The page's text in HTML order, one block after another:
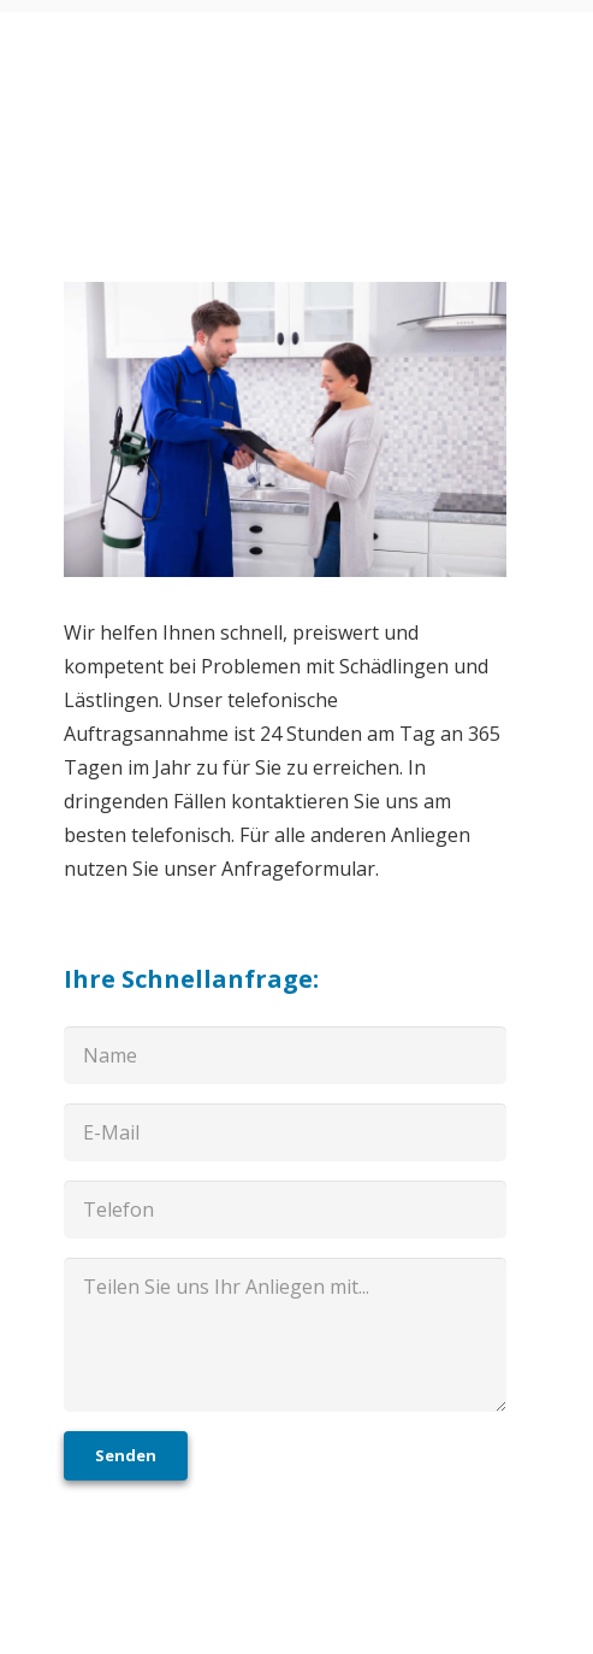
Wir helfen Ihnen schnell, preiswert und
kompetent bei Problemen mit Schädlingen und
Lästlingen. Unser telefonische
Auftragsannahme ist 24 Stunden am Tag an 365
Tagen im Jahr zu für Sie zu erreichen. In
dringenden Fällen kontaktieren Sie uns am
besten telefonisch. Für alle anderen Anliegen
nutzen Sie unser Anfrageformular.
Ihre Schnellanfrage:
Senden